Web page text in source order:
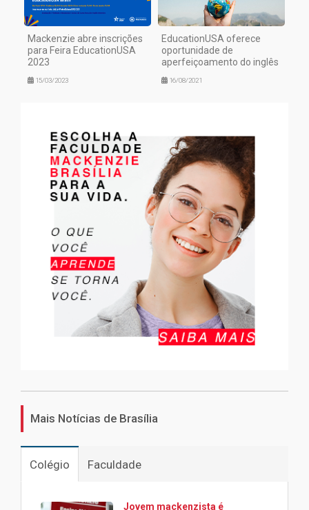
Mackenzie abre inscrições
para Feira EducationUSA
2023
15/03/2023
EducationUSA oferece
oportunidade de
aperfeiçoamento do inglês
16/08/2021
Mais Notícias de Brasília
Colégio Faculdade
Jovem mackenzista é